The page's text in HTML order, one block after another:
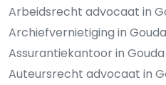
Arbeidsrecht advocaat in
Archiefvernietiging in Gouda
Assurantiekantoor in Gouda
Auteursrecht advocaat in